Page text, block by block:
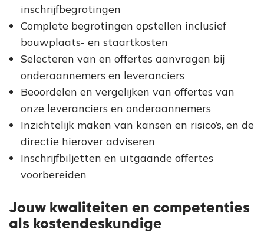
inschrijfbegrotingen
Complete begrotingen opstellen inclusief
bouwplaats- en staartkosten
Selecteren van en offertes aanvragen bij
onderaannemers en leveranciers
Beoordelen en vergelijken van offertes van
onze leveranciers en onderaannemers
Inzichtelijk maken van kansen en risico’s, en de
directie hierover adviseren
Inschrijfbiljetten en uitgaande offertes
voorbereiden
Jouw kwaliteiten en competenties
als kostendeskundige